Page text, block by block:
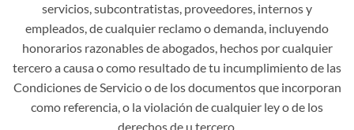
servicios, subcontratistas, proveedores, internos y
empleados, de cualquier reclamo o demanda, incluyendo
honorarios razonables de abogados, hechos por cualquier
tercero a causa o como resultado de tu incumplimiento de las
Condiciones de Servicio o de los documentos que incorporan
como referencia, o la violación de cualquier ley o de los
derechos de u tercero.